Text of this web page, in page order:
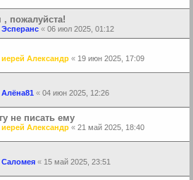
, пожалуйста!
Эсперанс « 06 июл 2025, 01:12
иерей Александр « 19 июн 2025, 17:09
Алёна81 « 04 июн 2025, 12:26
не писать ему
иерей Александр « 21 май 2025, 18:40
Саломея « 15 май 2025, 23:51